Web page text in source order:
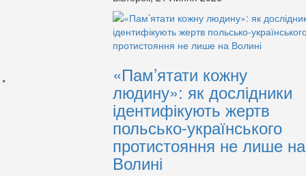
* «Пам’ятати кожну
людину»: як дослідники
ідентифікують жертв
польсько-українського
протистояння не лише на
Волині